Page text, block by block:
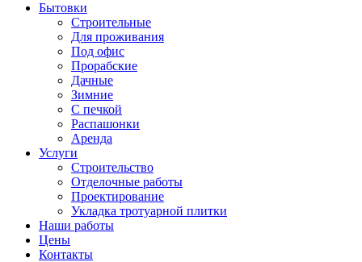
Бытовки
Строительные
Для проживания
Под офис
Прорабские
Дачные
Зимние
С печкой
Распашонки
Аренда
Услуги
Строительство
Отделочные работы
Проектирование
Укладка тротуарной плитки
Наши работы
Цены
Контакты